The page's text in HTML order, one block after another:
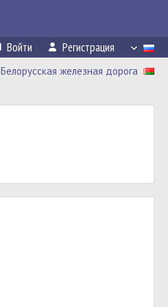
Войти Регистрация
Белорусская железная дорога